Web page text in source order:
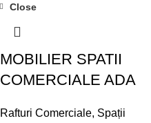
Close
MOBILIER SPATII
COMERCIALE ADA
Rafturi Comerciale, Spații